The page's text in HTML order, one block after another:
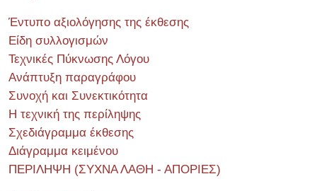
Έντυπο αξιολόγησης της έκθεσης
Είδη συλλογισμών
Τεχνικές Πύκνωσης Λόγου
Ανάπτυξη παραγράφου
Συνοχή και Συνεκτικότητα
Η τεχνική της περίληψης
Σχεδιάγραμμα έκθεσης
Διάγραμμα κειμένου
ΠΕΡΙΛΗΨΗ (ΣΥΧΝΑ ΛΑΘΗ - ΑΠΟΡΙΕΣ)